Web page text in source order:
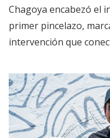
Chagoya encabezó el
primer pincelazo,
intervención que